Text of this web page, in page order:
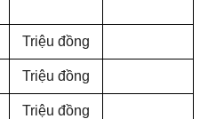
Triệu đồng
Triệu đồng
Triệu đồng